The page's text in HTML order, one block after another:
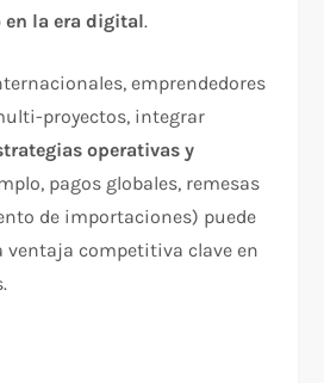
en la era digital.
emprendedores
proyectos, integrar
operativas y
pagos globales, remesas
de importaciones) puede
ventaja competitiva clave en